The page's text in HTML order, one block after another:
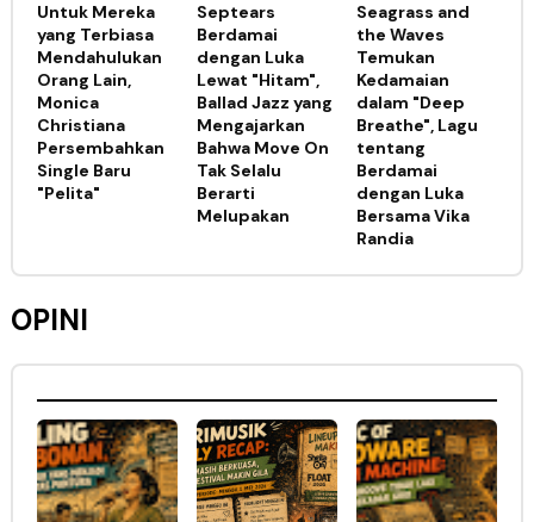
Untuk Mereka
yang Terbiasa
Mendahulukan
Orang Lain,
Monica
Christiana
Persembahkan
Single Baru
"Pelita"
Septears
Berdamai
dengan Luka
Lewat "Hitam",
Ballad Jazz yang
Mengajarkan
Bahwa Move On
Tak Selalu
Berarti
Melupakan
Seagrass and
the Waves
Temukan
Kedamaian
dalam "Deep
Breathe", Lagu
tentang
Berdamai
dengan Luka
Bersama Vika
Randia
OPINI